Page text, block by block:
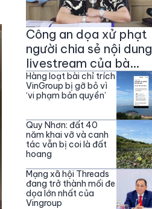
Công an dọa xử phạt
người chia sẻ nội dung
livestream của bà
Nguyễn Phương Hằng
Hàng loạt bài chỉ trích
VinGroup bị gỡ bỏ vì
‘vi phạm bản quyền’
Quy Nhơn: đất 40
năm khai vỡ và canh
tác vẫn bị coi là đất
hoang
Mạng xã hội Threads
đang trở thành mối đe
dọa lớn nhất của
Vingroup